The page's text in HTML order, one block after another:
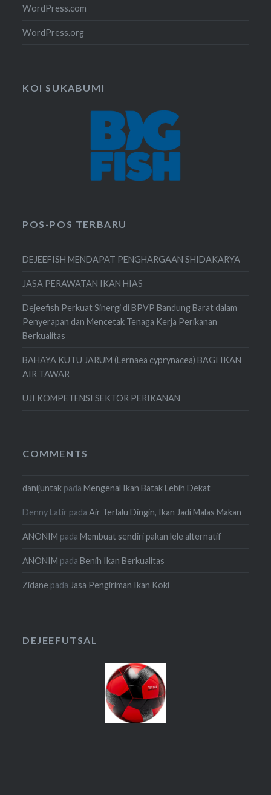
WordPress.com
WordPress.org
KOI SUKABUMI
POS-POS TERBARU
DEJEEFISH MENDAPAT PENGHARGAAN SHIDAKARYA
JASA PERAWATAN IKAN HIAS
Dejeefish Perkuat Sinergi di BPVP Bandung Barat dalam
Penyerapan dan Mencetak Tenaga Kerja Perikanan
Berkualitas
BAHAYA KUTU JARUM (Lernaea cyprynacea) BAGI IKAN
AIR TAWAR
UJI KOMPETENSI SEKTOR PERIKANAN
COMMENTS
danijuntak padaMengenal Ikan Batak Lebih Dekat
Denny Latir padaAir Terlalu Dingin, Ikan Jadi Malas Makan
ANONIM padaMembuat sendiri pakan lele alternatif
ANONIM padaBenih Ikan Berkualitas
Zidane padaJasa Pengiriman Ikan Koki
DEJEEFUTSAL